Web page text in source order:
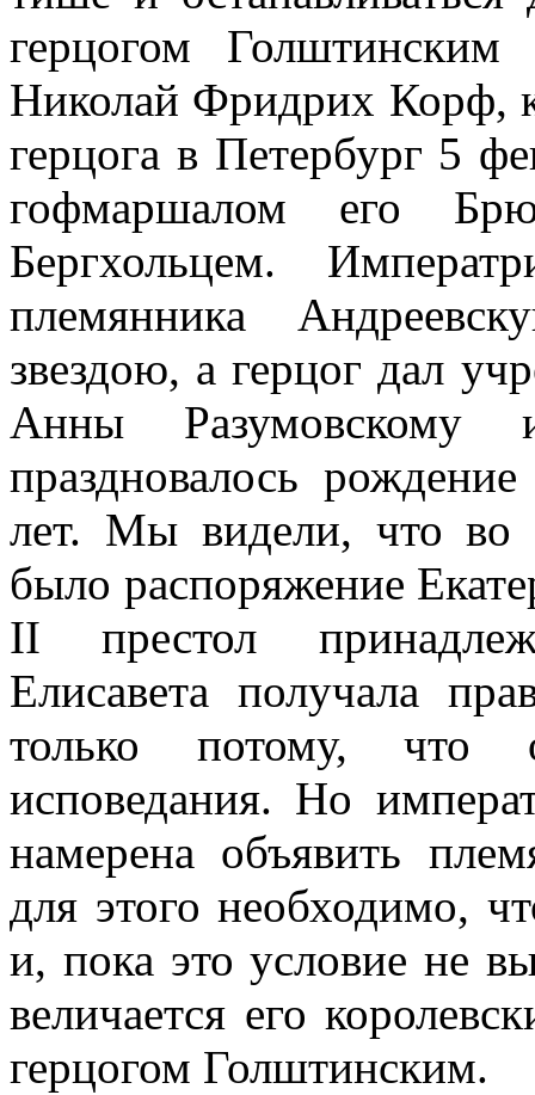
герцогом
Николай Фридрих Корф,
герцога в Петербург 5
гофмаршалом его
Бергхольцем.
племянника
звездою, а герцог дал
Анны Разумовскому
праздновалось
лет. Мы видели, что во
было распоряжение
II престол
Елисавета получала
только потому, что
исповедания. Но
намерена объявить
для этого необходимо,
и, пока это условие не
величается его
герцогом Голштинским.